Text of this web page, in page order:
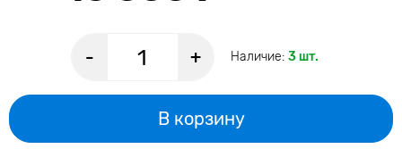
- + Наличие: 3 шт.
В корзину